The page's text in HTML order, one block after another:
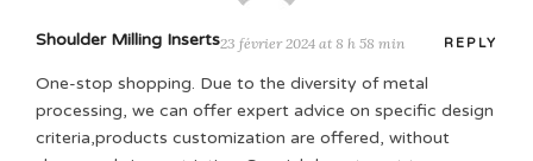
Shoulder Milling Inserts23 février 2024 at 8 h 58 min REPLY
One-stop shopping. Due to the diversity of metal
processing, we can offer expert advice on specific design
criteria,products customization are offered, without